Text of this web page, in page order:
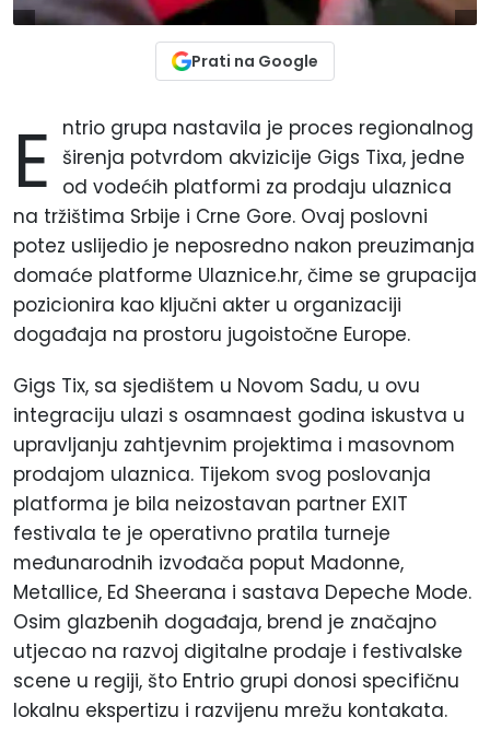
Prati na Google
E
ntrio grupa nastavila je proces regionalnog
širenja potvrdom akvizicije Gigs Tixa, jedne
od vodećih platformi za prodaju ulaznica
na tržištima Srbije i Crne Gore. Ovaj poslovni
potez uslijedio je neposredno nakon preuzimanja
domaće platforme Ulaznice.hr, čime se grupacija
pozicionira kao ključni akter u organizaciji
događaja na prostoru jugoistočne Europe.
Gigs Tix, sa sjedištem u Novom Sadu, u ovu
integraciju ulazi s osamnaest godina iskustva u
upravljanju zahtjevnim projektima i masovnom
prodajom ulaznica. Tijekom svog poslovanja
platforma je bila neizostavan partner EXIT
festivala te je operativno pratila turneje
međunarodnih izvođača poput Madonne,
Metallice, Ed Sheerana i sastava Depeche Mode.
Osim glazbenih događaja, brend je značajno
utjecao na razvoj digitalne prodaje i festivalske
scene u regiji, što Entrio grupi donosi specifičnu
lokalnu ekspertizu i razvijenu mrežu kontakata.